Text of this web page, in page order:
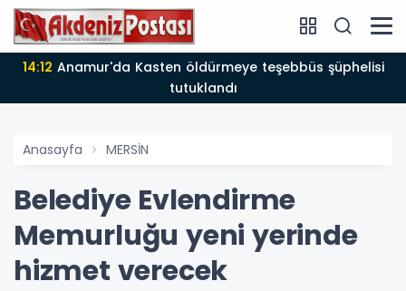
14:12
tutuklandı
Anasayfa MERSİN
Belediye Evlendirme
Memurluğu yeni yerinde
hizmet verecek